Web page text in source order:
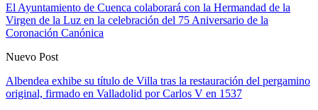
El Ayuntamiento de Cuenca colaborará con la Hermandad de la
Virgen de la Luz en la celebración del 75 Aniversario de la
Coronación Canónica
Nuevo Post
Albendea exhibe su título de Villa tras la restauración del pergamino
original, firmado en Valladolid por Carlos V en 1537